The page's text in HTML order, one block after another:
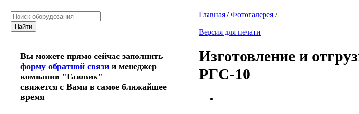
Вы можете прямо сейчас заполнить
форму обратной связи и менеджер
компании "Газовик"
свяжется с Вами в самое ближайшее
время
Главная /Фотогалерея /
Версия для печати
Изготовление и
РГС-10